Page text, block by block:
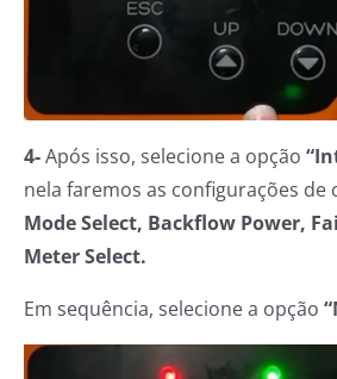
4-Após isso, selecione a opção
nela faremos as configurações de
Mode Select, Backflow Power,
Meter Select.
Em sequência, selecione a opção